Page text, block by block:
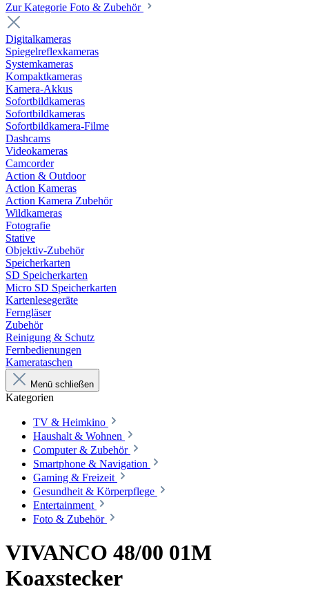
Zur Kategorie Foto & Zubehör
Digitalkameras
Spiegelreflexkameras
Systemkameras
Kompaktkameras
Kamera-Akkus
Sofortbildkameras
Sofortbildkameras
Sofortbildkamera-Filme
Dashcams
Videokameras
Camcorder
Action & Outdoor
Action Kameras
Action Kamera Zubehör
Wildkameras
Fotografie
Stative
Objektiv-Zubehör
Speicherkarten
SD Speicherkarten
Micro SD Speicherkarten
Kartenlesegeräte
Ferngläser
Zubehör
Reinigung & Schutz
Fernbedienungen
Kamerataschen
Menü schließen
Kategorien
TV & Heimkino
Haushalt & Wohnen
Computer & Zubehör
Smartphone & Navigation
Gaming & Freizeit
Gesundheit & Körperpflege
Entertainment
Foto & Zubehör
VIVANCO 48/00 01M
Koaxstecker